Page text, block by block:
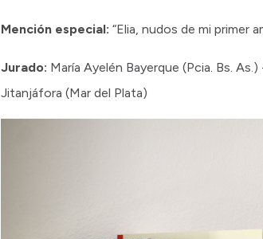
Mención especial: “Elia, nudos de mi primer
Jurado: María Ayelén Bayerque (Pcia. Bs.
Jitanjáfora (Mar del Plata)